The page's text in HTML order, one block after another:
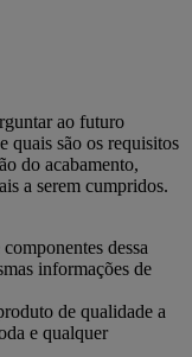
ao futuro
quais são os requisitos
do acabamento,
a serem cumpridos.
dessa
informações de
de qualidade a
e qualquer